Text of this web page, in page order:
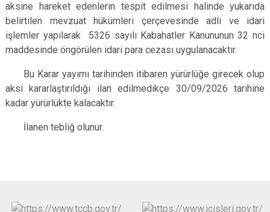
aksine hareket edenlerin tespit edilmesi halinde yukarıda
belirtilen mevzuat hükümleri çerçevesinde adli ve idari
işlemler yapılarak 5326 sayılı Kabahatler Kanununun 32 nci
maddesinde öngörülen idari para cezası uygulanacaktır.
Bu Karar yayımı tarihinden itibaren yürürlüğe girecek olup
aksi kararlaştırıldığı ilan edilmedikçe 30/09/2026 tarihine
kadar yürürlükte kalacaktır.
İlanen tebliğ olunur.